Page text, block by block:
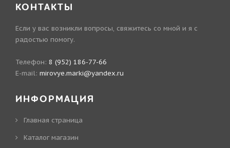
КОНТАКТЫ
Если у вас возникли вопросы, свяжитесь со мной и я с
радостью помогу.
Телефон: 8 (952) 186-77-66
E-mail: mirovye.marki@yandex.ru
ИНФОРМАЦИЯ
Главная страница
Каталог магазин